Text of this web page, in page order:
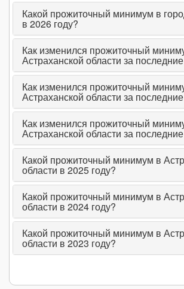
Какой прожиточный минимум в
в 2026 году?
Как изменился прожиточный
Астраханской области за
Как изменился прожиточный
Астраханской области за
Как изменился прожиточный
Астраханской области за
Какой прожиточный минимум в
области в 2025 году?
Какой прожиточный минимум в
области в 2024 году?
Какой прожиточный минимум в
области в 2023 году?